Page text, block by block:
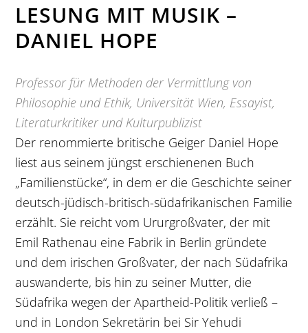
LESUNG MIT MUSIK –
DANIEL HOPE
Professor für Methoden der Vermittlung von
Philosophie und Ethik, Universität Wien, Essayist,
Literaturkritiker und Kulturpublizist
Der renommierte britische Geiger Daniel Hope
liest aus seinem jüngst erschienenen Buch
„Familienstücke“, in dem er die Geschichte seiner
deutsch-jüdisch-britisch-südafrikanischen Familie
erzählt. Sie reicht vom Ururgroßvater, der mit
Emil Rathenau eine Fabrik in Berlin gründete
und dem irischen Großvater, der nach Südafrika
auswanderte, bis hin zu seiner Mutter, die
Südafrika wegen der Apartheid-Politik verließ –
und in London Sekretärin bei Sir Yehudi